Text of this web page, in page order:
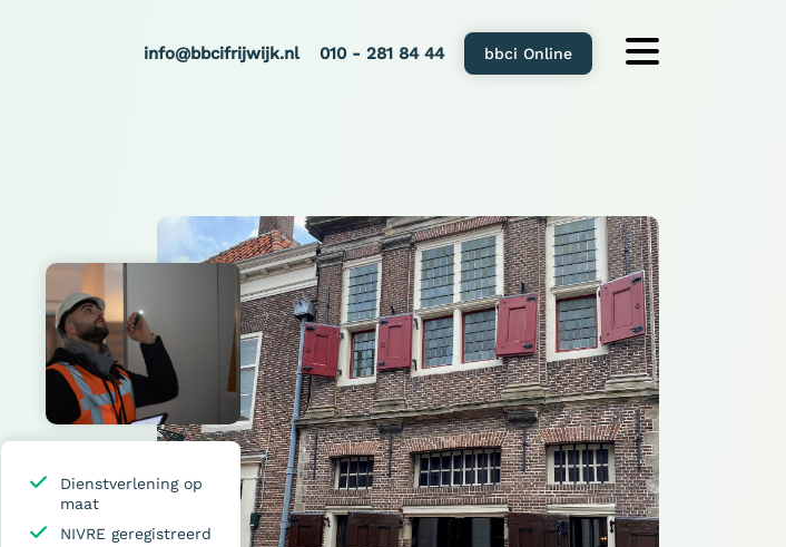
info@bbcifrijwijk.nl 010 - 281 84 44 bbci Online
Dienstverlening op
maat
NIVRE geregistreerd